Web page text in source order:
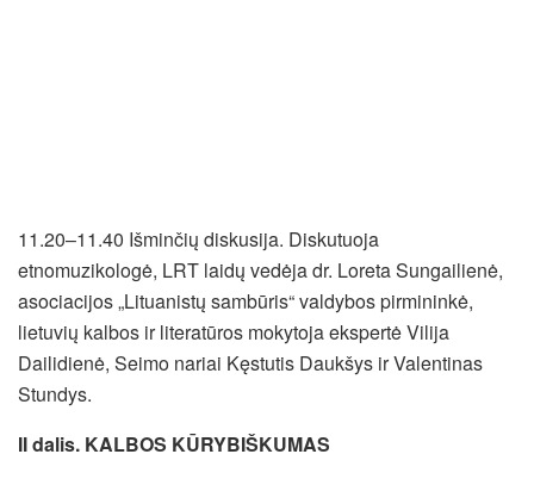
11.20–11.40 Išminčių diskusija. Diskutuoja
etnomuzikologė, LRT laidų vedėja dr. Loreta Sungailienė,
asociacijos „Lituanistų sambūris“ valdybos pirmininkė,
lietuvių kalbos ir literatūros mokytoja ekspertė Vilija
Dailidienė, Seimo nariai Kęstutis Daukšys ir Valentinas
Stundys.
II dalis. KALBOS KŪRYBIŠKUMAS